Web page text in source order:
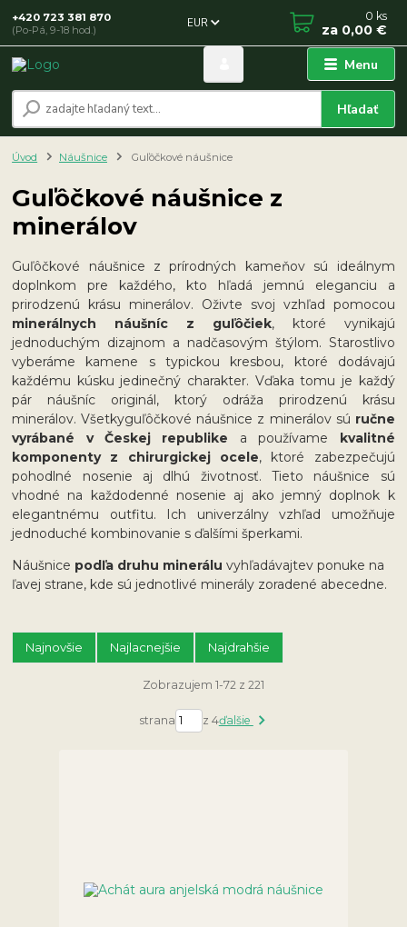
Menu
EUR
Hľadať
+420 723 381 870
(Po-Pá, 9-18 hod.)
0 ks
za 0,00 €
Úvod Náušnice Guľôčkové náušnice
Guľôčkové náušnice z
minerálov
Guľôčkové náušnice z prírodných kameňov sú ideálnym
doplnkom pre každého, kto hľadá jemnú eleganciu a
prirodzenú krásu minerálov. Oživte svoj vzhľad pomocou
minerálnych náušníc z guľôčiek, ktoré vynikajú
jednoduchým dizajnom a nadčasovým štýlom. Starostlivo
vyberáme kamene s typickou kresbou, ktoré dodávajú
každému kúsku jedinečný charakter. Vďaka tomu je každý
pár náušníc originál, ktorý odráža prirodzenú krásu
minerálov. Všetkyguľôčkové náušnice z minerálov sú ručne
vyrábané v Českej republike a používame kvalitné
komponenty z chirurgickej ocele, ktoré zabezpečujú
pohodlné nosenie aj dlhú životnosť. Tieto náušnice sú
vhodné na každodenné nosenie aj ako jemný doplnok k
elegantnému outfitu. Ich univerzálny vzhľad umožňuje
jednoduché kombinovanie s ďalšími šperkami.
Náušnice podľa druhu minerálu vyhľadávajtev ponuke na
ľavej strane, kde sú jednotlivé minerály zoradené abecedne.
Najnovšie Najlacnejšie Najdrahšie
Zobrazujem 1-72 z 221
strana z 4ďalšie